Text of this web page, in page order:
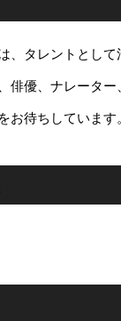
、タレントとし
俳優、ナレータ
お待ちしていま